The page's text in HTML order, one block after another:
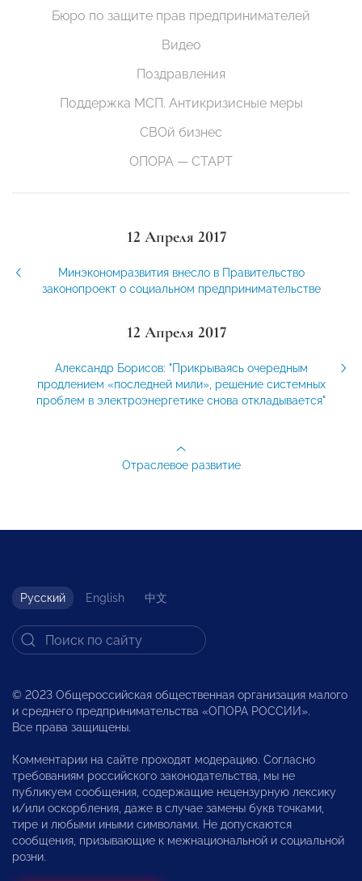
Бюро по защите прав предпринимателей
Видео
Поздравления
Поддержка МСП. Антикризисные меры
СВОй бизнес
ОПОРА — СТАРТ
12 Апреля 2017
Минэкономразвития внесло в Правительство
законопроект о социальном предпринимательстве
12 Апреля 2017
Александр Борисов: "Прикрываясь очередным
продлением «последней мили», решение системных
проблем в электроэнергетике снова откладывается"
Отраслевое развитие
Русский English 中文
© 2023 Общероссийская общественная организация малого
и среднего предпринимательства «ОПОРА РОССИИ».
Все права защищены.
Комментарии на сайте проходят модерацию. Согласно
требованиям российского законодательства, мы не
публикуем сообщения, содержащие нецензурную лексику
и/или оскорбления, даже в случае замены букв точками,
тире и любыми иными символами. Не допускаются
сообщения, призывающие к межнациональной и социальной
розни.